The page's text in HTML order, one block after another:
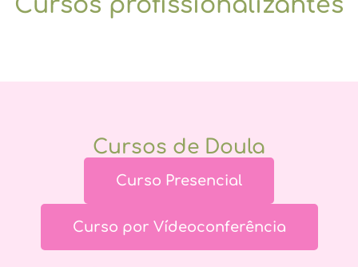
Cursos de Doula
Curso Presencial
Curso por Vídeoconferência